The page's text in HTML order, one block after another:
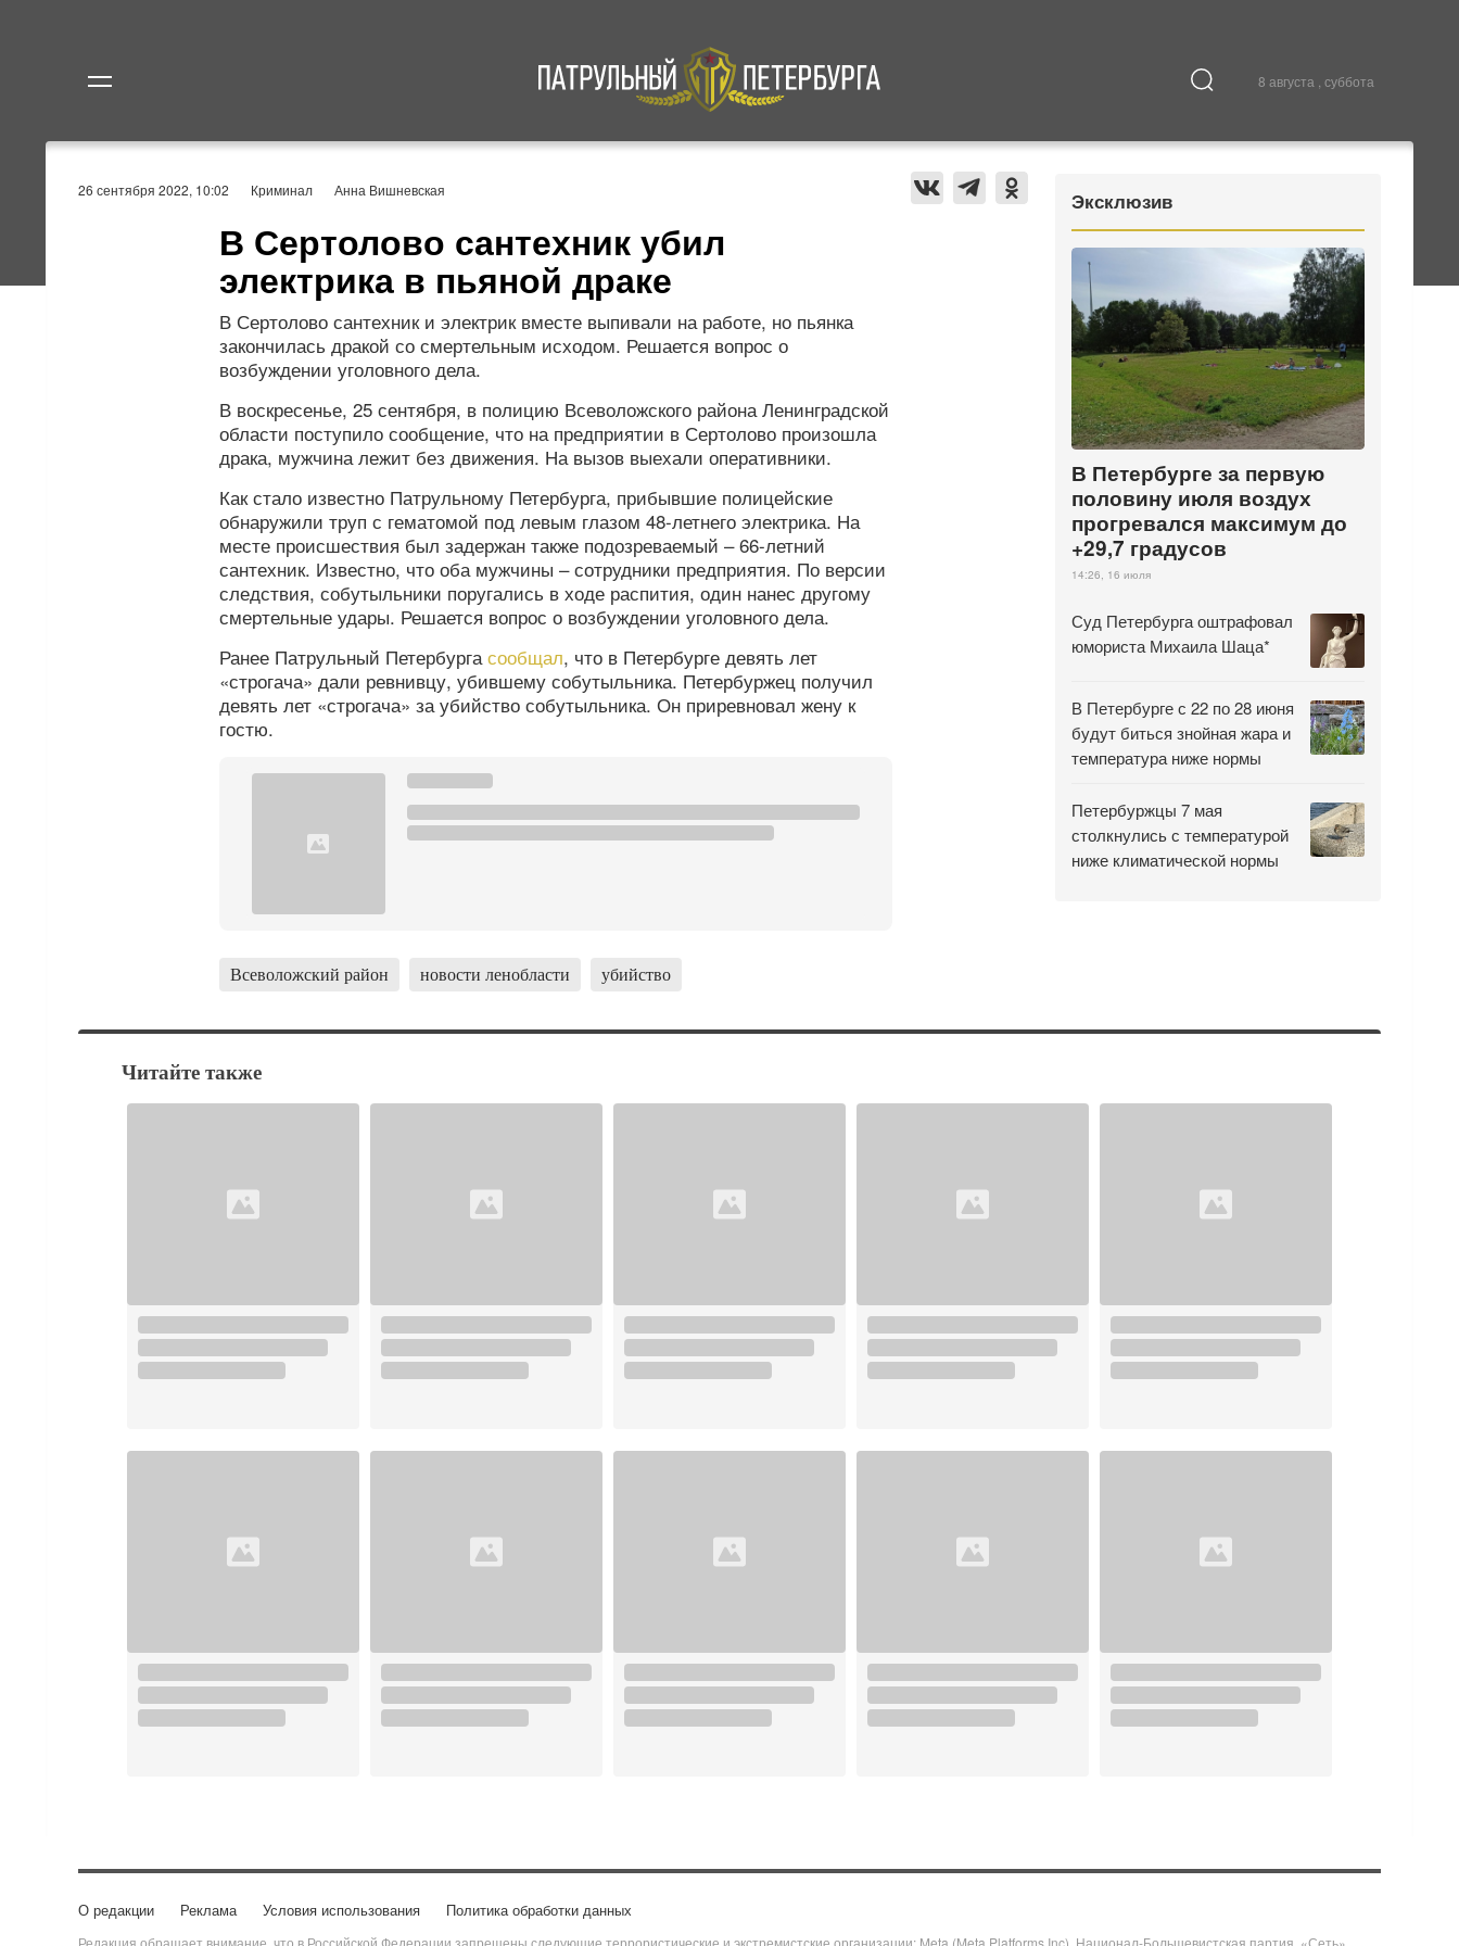
8 августа , суббота
Происшествия Культура
26 сентября 2022, 10:02 Криминал Анна Вишневская
В Сертолово сантехник убил
электрика в пьяной драке
В Сертолово сантехник и электрик вместе выпивали на работе, но пьянка
закончилась дракой со смертельным исходом. Решается вопрос о
возбуждении уголовного дела.
В воскресенье, 25 сентября, в полицию Всеволожского района Ленинградской
области поступило сообщение, что на предприятии в Сертолово произошла
драка, мужчина лежит без движения. На вызов выехали оперативники.
Как стало известно Патрульному Петербурга, прибывшие полицейские
обнаружили труп с гематомой под левым глазом 48-летнего электрика. На
месте происшествия был задержан также подозреваемый – 66-летний
сантехник. Известно, что оба мужчины – сотрудники предприятия. По версии
следствия, собутыльники поругались в ходе распития, один нанес другому
смертельные удары. Решается вопрос о возбуждении уголовного дела.
Ранее Патрульный Петербургасообщал, что в Петербурге девять лет
«строгача» дали ревнивцу, убившему собутыльника. Петербуржец получил
девять лет «строгача» за убийство собутыльника. Он приревновал жену к
гостю.
Всеволожский район новости ленобласти убийство
Эксклюзив
В Петербурге за первую
половину июля воздух
прогревался максимум до
+29,7 градусов
14:26, 16 июля
Суд Петербурга оштрафовал
юмориста Михаила Шаца*
В Петербурге с 22 по 28 июня
будут биться знойная жара и
температура ниже нормы
Петербуржцы 7 мая
столкнулись с температурой
ниже климатической нормы
Читайте также
О редакции Реклама Условия использования Политика обработки данных
Редакция обращает внимание, что в Российской Федерации запрещены следующие террористические и экстремистские организации: Meta (Meta Platforms Inc), Национал-Большевистская партия, «Сеть»,